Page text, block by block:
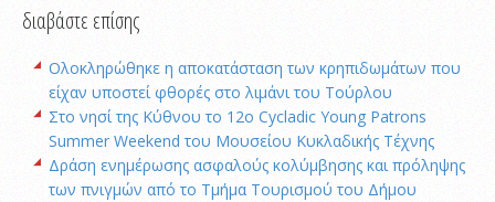
διαβάστε επίσης
Oλοκληρώθηκε η αποκατάσταση των κρηπιδωμάτων που
είχαν υποστεί φθορές στο λιμάνι του Τούρλου
Στο νησί της Κύθνου το 12ο Cycladic Young Patrons
Summer Weekend του Μουσείου Κυκλαδικής Τέχνης
Δράση ενημέρωσης ασφαλούς κολύμβησης και πρόληψης
των πνιγμών από το Τμήμα Τουρισμού του Δήμου